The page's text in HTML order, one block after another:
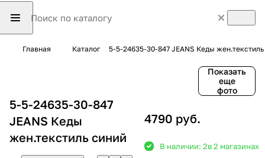
Главная Каталог 5-5-24635-30-847 JEANS Кеды
Показать
еще
фото
5-5-24635-30-847
JEANS Кеды
жен.текстиль синий
4790 руб.
В наличии: 2в 2 магазинах